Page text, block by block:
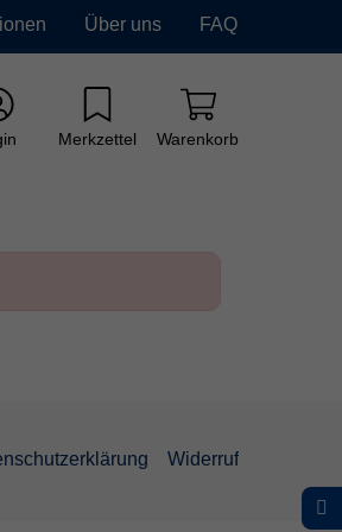
Über uns FAQ
Merkzettel Warenkorb
Widerruf